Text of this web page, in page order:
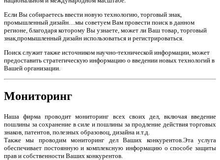
Если Вы собираетесь ввести новую технологию, торговый знак,
промышленный дизайн…мы советуем Вам провести поиск в данном
регионе, благодаря которому Вы узнаете, может ли Ваш товар, торговый
знак,промышленный дизайн использоваться и регистрироваться.
Поиск служит также источником научно-технической информации, может
предоставить стратегическую информацию о введении новых технологий в
Вашей организации.
Мониторинг
Наша фирма проводит мониторинг всех своих дел, включая введение
пошлины за сохранение в силе и пошлины за продление действия торговых
знаков, патентов, полезных образовоц, дизайна и.т.д.
Также мы проводим мониторинг дел Ваших конкурентов.Эта услуга
обеспечивает постоянную и комплексную информацию о способе защиты
прав и собственности Ваших конкурентов.